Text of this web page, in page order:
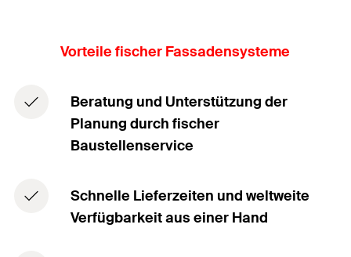
Vorteile fischer Fassadensysteme
Beratung und Unterstützung der
Planung durch fischer
Baustellenservice
Schnelle Lieferzeiten und weltweite
Verfügbarkeit aus einer Hand